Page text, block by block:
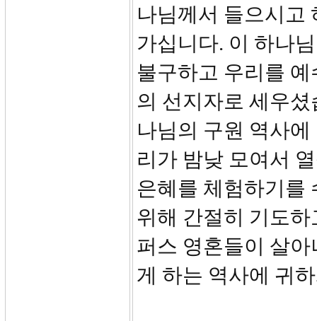
나님께서 들으시고
가십니다. 이 하나
불구하고 우리를
의 선지자로 세우
나님의 구원 역사
리가 밤낮 모여서
은혜를 체험하기를
위해 간절히 기도
퍼스 영혼들이 살
게 하는 역사에 귀